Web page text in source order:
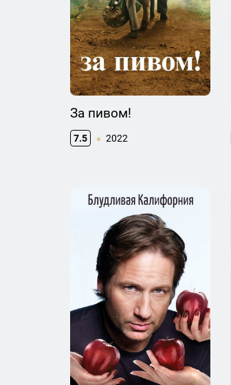
За пивом!
7.5 2022